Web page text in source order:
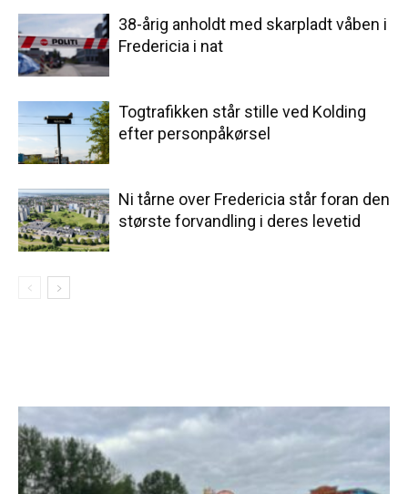
38-årig anholdt med skarpladt våben i
Fredericia i nat
Togtrafikken står stille ved Kolding
efter personpåkørsel
Ni tårne over Fredericia står foran den
største forvandling i deres levetid